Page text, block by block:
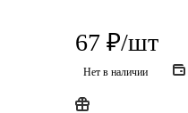
67 ₽/шт
Нет в наличии